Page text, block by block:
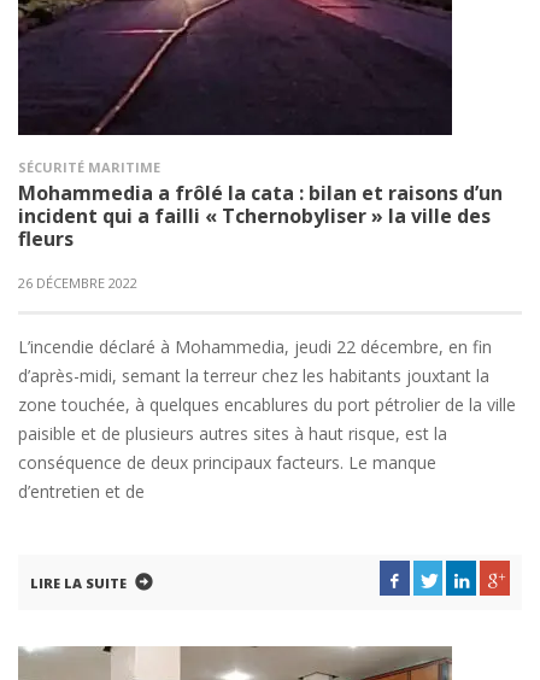
SÉCURITÉ MARITIME
Mohammedia a frôlé la cata : bilan et raisons d’un
incident qui a failli « Tchernobyliser » la ville des
fleurs
26 DÉCEMBRE 2022
L’incendie déclaré à Mohammedia, jeudi 22 décembre, en fin
d’après-midi, semant la terreur chez les habitants jouxtant la
zone touchée, à quelques encablures du port pétrolier de la ville
paisible et de plusieurs autres sites à haut risque, est la
conséquence de deux principaux facteurs. Le manque
d’entretien et de
LIRE LA SUITE